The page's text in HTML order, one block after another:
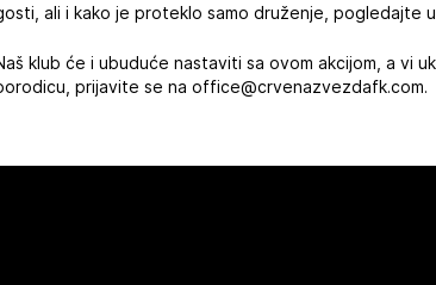
ali i kako je proteklo samo druženje, pogledajte
klub će i ubuduće nastaviti sa ovom akcijom, a vi
prijavite se na office@crvenazvezdafk.com.